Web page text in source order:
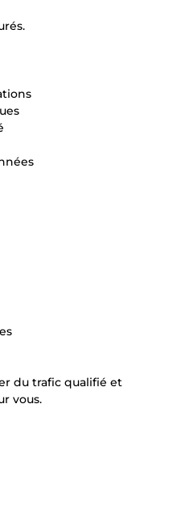
du trafic qualifié et
vous.